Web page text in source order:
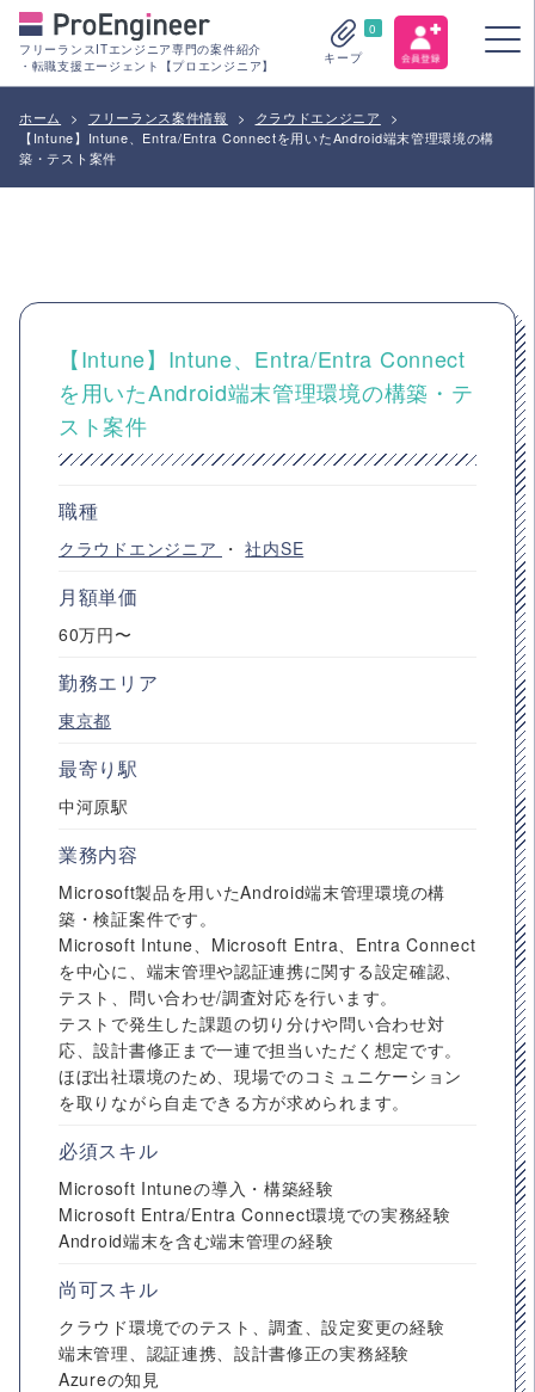
フリーランスITエンジニア専門の案件紹介
・転職支援エージェント【プロエンジニア】
0
キープ
ホーム > フリーランス案件情報 > クラウドエンジニア
>
【Intune】Intune、Entra/Entra Connectを用いたAndroid端末管理環境の構
築・テスト案件
【Intune】Intune、Entra/Entra Connect
を用いたAndroid端末管理環境の構築・テ
スト案件
職種
クラウドエンジニア ・社内SE
月額単価
60万円〜
勤務エリア
東京都
最寄り駅
中河原駅
業務内容
Microsoft製品を用いたAndroid端末管理環境の構
築・検証案件です。
Microsoft Intune、Microsoft Entra、Entra Connect
を中心に、端末管理や認証連携に関する設定確認、
テスト、問い合わせ/調査対応を行います。
テストで発生した課題の切り分けや問い合わせ対
応、設計書修正まで一連で担当いただく想定です。
ほぼ出社環境のため、現場でのコミュニケーション
を取りながら自走できる方が求められます。
必須スキル
Microsoft Intuneの導入・構築経験
Microsoft Entra/Entra Connect環境での実務経験
Android端末を含む端末管理の経験
尚可スキル
クラウド環境でのテスト、調査、設定変更の経験
端末管理、認証連携、設計書修正の実務経験
Azureの知見